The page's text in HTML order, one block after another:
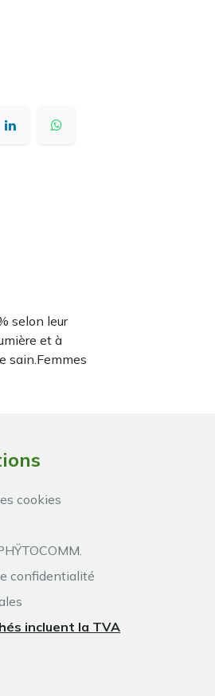
selon leur
et à
sain.Femmes
cookies
confidentialité
incluent la TVA